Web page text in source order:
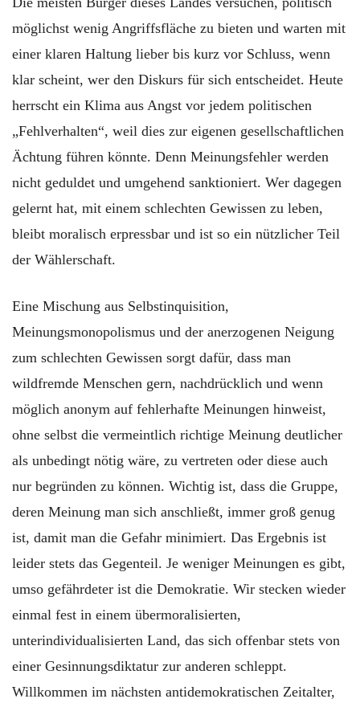
möglichst wenig Angriffsfläche zu bieten und warten mit
einer klaren Haltung lieber bis kurz vor Schluss, wenn
klar scheint, wer den Diskurs für sich entscheidet. Heute
herrscht ein Klima aus Angst vor jedem politischen
„Fehlverhalten“, weil dies zur eigenen gesellschaftlichen
Ächtung führen könnte. Denn Meinungsfehler werden
nicht geduldet und umgehend sanktioniert. Wer dagegen
gelernt hat, mit einem schlechten Gewissen zu leben,
bleibt moralisch erpressbar und ist so ein nützlicher Teil
der Wählerschaft.
Eine Mischung aus Selbstinquisition,
Meinungsmonopolismus und der anerzogenen Neigung
zum schlechten Gewissen sorgt dafür, dass man
wildfremde Menschen gern, nachdrücklich und wenn
möglich anonym auf fehlerhafte Meinungen hinweist,
ohne selbst die vermeintlich richtige Meinung deutlicher
als unbedingt nötig wäre, zu vertreten oder diese auch
nur begründen zu können. Wichtig ist, dass die Gruppe,
deren Meinung man sich anschließt, immer groß genug
ist, damit man die Gefahr minimiert. Das Ergebnis ist
leider stets das Gegenteil. Je weniger Meinungen es gibt,
umso gefährdeter ist die Demokratie. Wir stecken wieder
einmal fest in einem übermoralisierten,
unterindividualisierten Land, das sich offenbar stets von
einer Gesinnungsdiktatur zur anderen schleppt.
Willkommen im nächsten antidemokratischen Zeitalter,